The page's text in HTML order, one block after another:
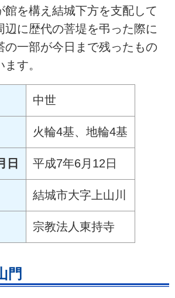
館を構え結城下方を支配して
辺に歴代の菩堤を弔った際に
の一部が今日まで残ったもの
す。
中世
火輪4基、地輪4基
日 平成7年6月12日
結城市大字上山川
宗教法人東持寺
門